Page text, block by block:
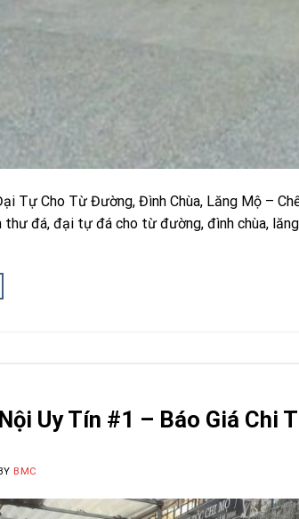
Tự Cho Từ Đường, Đình Chùa, Lăng Mộ –
thư đá, đại tự đá cho từ đường, đình chùa,
Uy Tín #1 – Báo Giá Chi
BY BMC